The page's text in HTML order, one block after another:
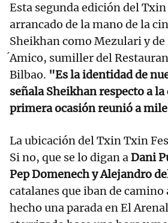
Esta segunda edición del
arrancado de la mano de la
Sheikhan como Mezulari y
́Amico, sumiller del
Bilbao. "Es la identidad de
señala Sheikhan respecto a la
primera ocasión reunió a
La ubicación del Txin Txin
Si no, que se lo digan aDani
Pep Domenech y Alejandro
catalanes que iban de
hecho una parada en El